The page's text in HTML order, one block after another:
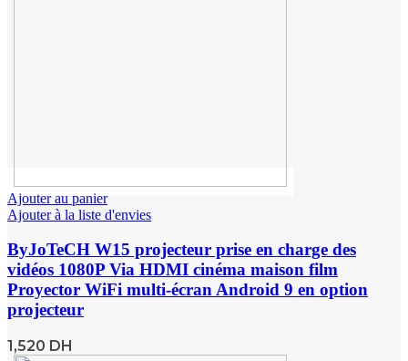
Ajouter au panier
Ajouter à la liste d'envies
ByJoTeCH W15 projecteur prise en charge des
vidéos 1080P Via HDMI cinéma maison film
Proyector WiFi multi-écran Android 9 en option
projecteur
1,520 DH